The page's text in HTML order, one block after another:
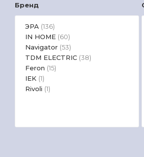
Бренд
ЭРА (136)
IN HOME (60)
Navigator (53)
TDM ЕLECTRIC (38)
Feron (15)
IEK (1)
Rivoli (1)